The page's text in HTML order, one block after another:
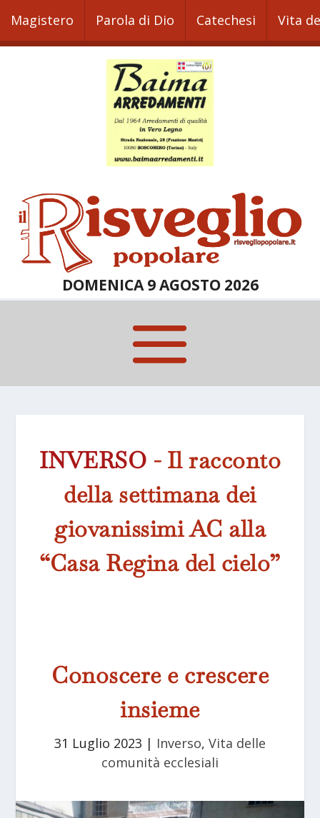
Magistero Parola di Dio Catechesi Vita
DOMENICA 9 AGOSTO 2026
INVERSO - Il racconto
della settimana dei
giovanissimi AC alla
“Casa Regina del cielo”
Conoscere e crescere
insieme
31 Luglio 2023 | Inverso, Vita delle
comunità ecclesiali